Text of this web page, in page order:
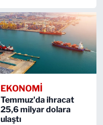
EKONOMİ
Temmuz'da ihracat
25,6 milyar dolara
ulaştı